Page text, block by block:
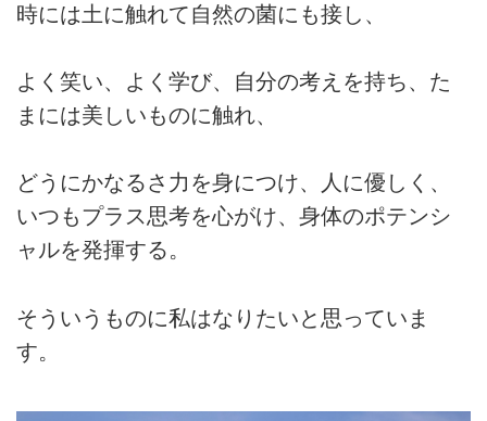
時には土に触れて自然の菌にも接し、
よく笑い、よく学び、自分の考えを持ち、た
まには美しいものに触れ、
どうにかなるさ力を身につけ、人に優しく、
いつもプラス思考を心がけ、身体のポテンシ
ャルを発揮する。
そういうものに私はなりたいと思っていま
す。